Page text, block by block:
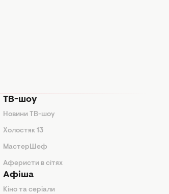
ТВ-шоу
Новини ТВ-шоу
Холостяк 13
МастерШеф
Аферисти в сітях
Афіша
Кіно та серіали